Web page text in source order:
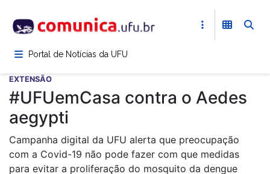
para
conteúdoPortal de Notícias da UFU
EXTENSÃO
#UFUemCasa contra o Aedes
aegypti
Campanha digital da UFU alerta que preocupação
com a Covid-19 não pode fazer com que medidas
para evitar a proliferação do mosquito da dengue